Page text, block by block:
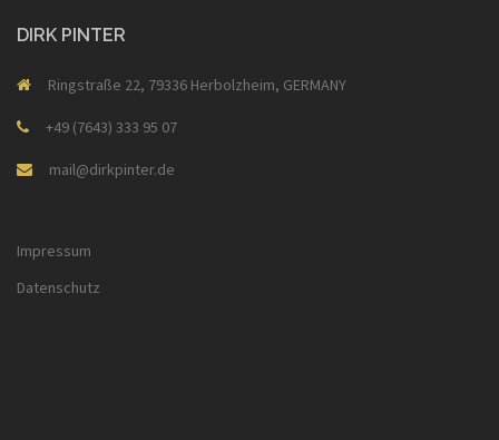
DIRK PINTER
Ringstraße 22, 79336 Herbolzheim, GERMANY
+49 (7643) 333 95 07
mail@dirkpinter.de
Impressum
Datenschutz